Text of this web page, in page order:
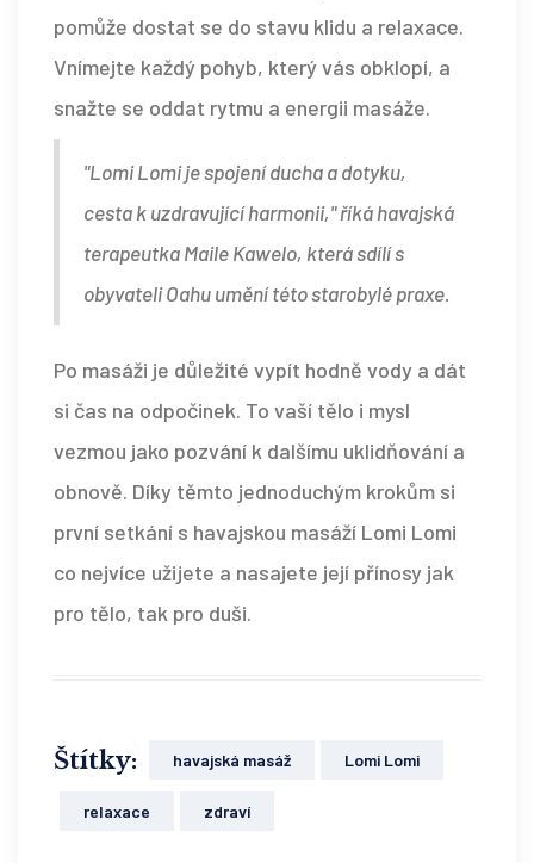
pomůže dostat se do stavu klidu a relaxace.
Vnímejte každý pohyb, který vás obklopí, a
snažte se oddat rytmu a energii masáže.
"Lomi Lomi je spojení ducha a dotyku,
cesta k uzdravující harmonii," říká havajská
terapeutka Maile Kawelo, která sdílí s
obyvateli Oahu umění této starobylé praxe.
Po masáži je důležité vypít hodně vody a dát
si čas na odpočinek. To vaší tělo i mysl
vezmou jako pozvání k dalšímu uklidňování a
obnově. Díky těmto jednoduchým krokům si
první setkání s havajskou masáží Lomi Lomi
co nejvíce užijete a nasajete její přínosy jak
pro tělo, tak pro duši.
Štítky: havajská masáž Lomi Lomi
relaxace zdraví